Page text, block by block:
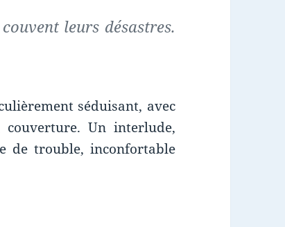
leurs désastres.
séduisant, avec
Un interlude,
de trouble, inconfortable